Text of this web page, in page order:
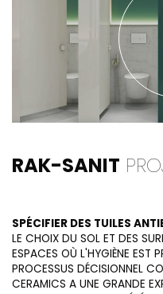
RAK-SANIT
SPÉCIFIER DES TUILES
LE CHOIX DU SOL ET DES
ESPACES OÙ L'HYGIÈNE EST
PROCESSUS DÉCISIONNEL
CERAMICS A UNE GRANDE